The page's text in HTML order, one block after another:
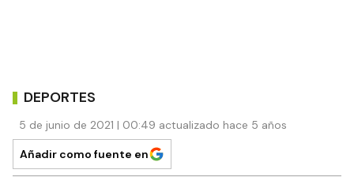
DEPORTES
5 de junio de 2021 | 00:49 actualizado hace 5 años
Añadir como fuente en